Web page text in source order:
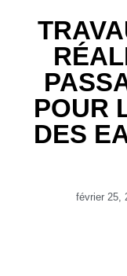
POUR
DES
février 25,